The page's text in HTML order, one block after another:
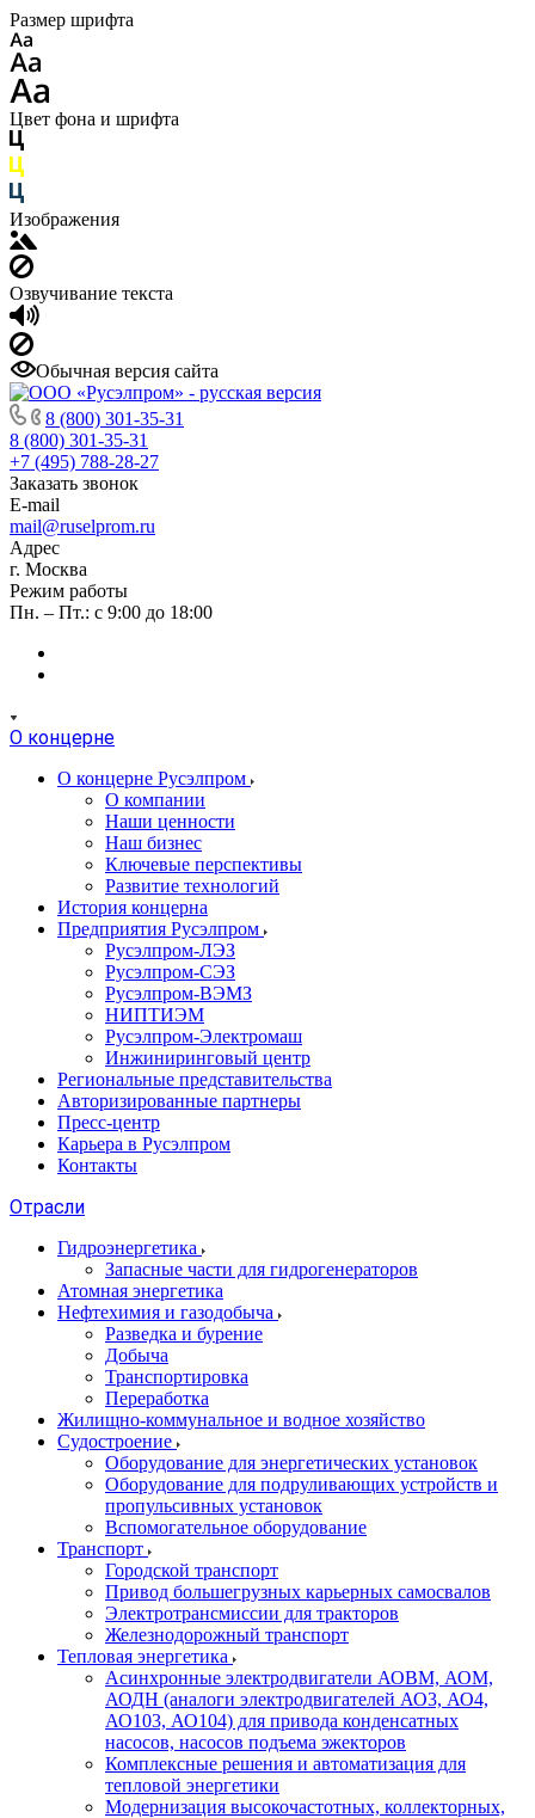
Размер шрифта
Цвет фона и шрифта
Изображения
Озвучивание текста
Обычная версия сайта
8 (800) 301-35-31
8 (800) 301-35-31
+7 (495) 788-28-27
Заказать звонок
E-mail
mail@ruselprom.ru
Адрес
г. Москва
Режим работы
Пн. – Пт.: с 9:00 до 18:00
О концерне
О концерне Русэлпром
О компании
Наши ценности
Наш бизнес
Ключевые перспективы
Развитие технологий
История концерна
Предприятия Русэлпром
Русэлпром-ЛЭЗ
Русэлпром-СЭЗ
Русэлпром-ВЭМЗ
НИПТИЭМ
Русэлпром-Электромаш
Инжиниринговый центр
Региональные представительства
Авторизированные партнеры
Пресс-центр
Карьера в Русэлпром
Контакты
Отрасли
Гидроэнергетика
Запасные части для гидрогенераторов
Атомная энергетика
Нефтехимия и газодобыча
Разведка и бурение
Добыча
Транспортировка
Переработка
Жилищно-коммунальное и водное хозяйство
Судостроение
Оборудование для энергетических установок
Оборудование для подруливающих устройств и
пропульсивных установок
Вспомогательное оборудование
Транспорт
Городской транспорт
Привод большегрузных карьерных самосвалов
Электротрансмиссии для тракторов
Железнодорожный транспорт
Тепловая энергетика
Асинхронные электродвигатели АОВМ, АОМ,
АОДН (аналоги электродвигателей АО3, АО4,
АО103, АО104) для привода конденсатных
насосов, насосов подъема эжекторов
Комплексные решения и автоматизация для
тепловой энергетики
Модернизация высокочастотных, коллекторных,